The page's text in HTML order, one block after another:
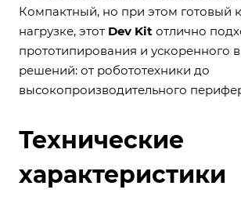
Компактный, но при этом готовый
нагрузке, этот Dev Kit отлично
прототипирования и ускоренного
решений: от робототехники до
высокопроизводительного
Технические
характеристики